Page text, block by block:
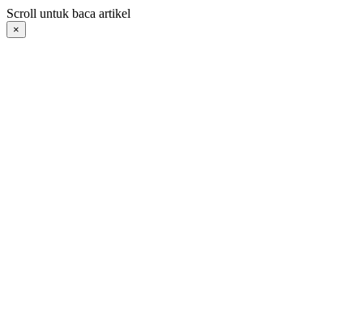
Langsung
ke
konten
Scroll untuk baca artikel
×